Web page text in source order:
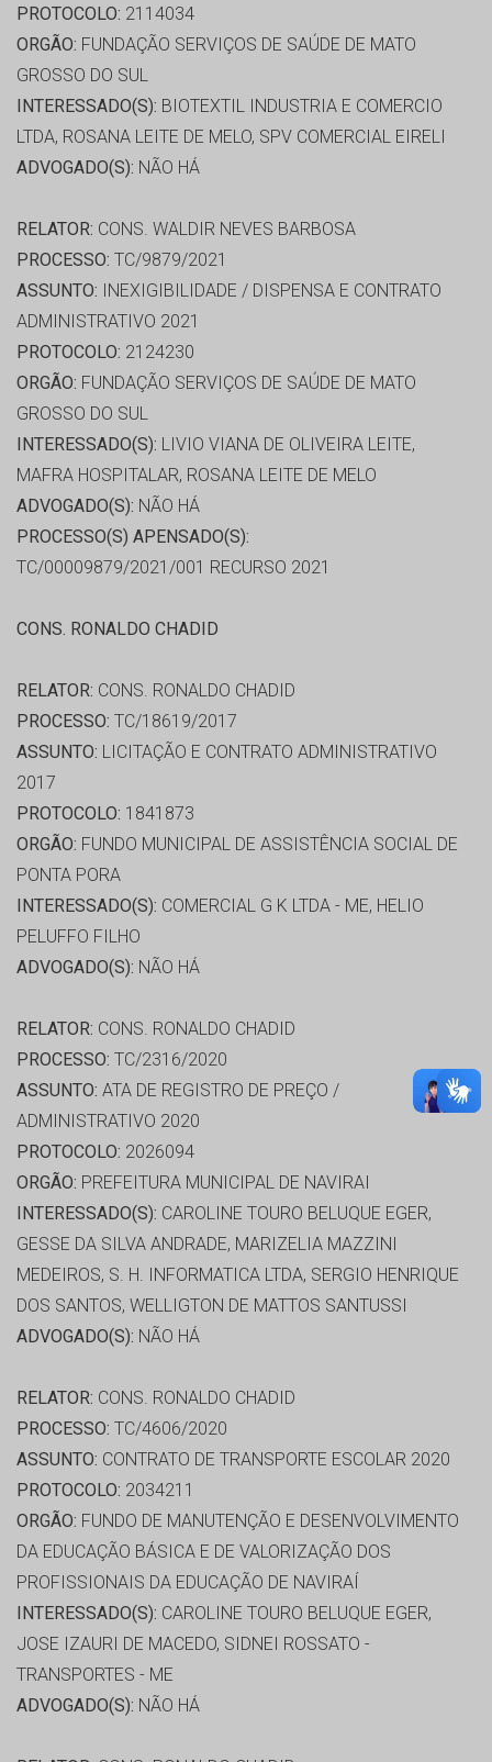
PROTOCOLO: 2114034
ORGÃO: FUNDAÇÃO SERVIÇOS DE SAÚDE DE MATO
GROSSO DO SUL
INTERESSADO(S): BIOTEXTIL INDUSTRIA E COMERCIO
LTDA, ROSANA LEITE DE MELO, SPV COMERCIAL EIRELI
ADVOGADO(S): NÃO HÁ
RELATOR: CONS. WALDIR NEVES BARBOSA
PROCESSO: TC/9879/2021
ASSUNTO: INEXIGIBILIDADE / DISPENSA E CONTRATO
ADMINISTRATIVO 2021
PROTOCOLO: 2124230
ORGÃO: FUNDAÇÃO SERVIÇOS DE SAÚDE DE MATO
GROSSO DO SUL
INTERESSADO(S): LIVIO VIANA DE OLIVEIRA LEITE,
MAFRA HOSPITALAR, ROSANA LEITE DE MELO
ADVOGADO(S): NÃO HÁ
PROCESSO(S) APENSADO(S):
TC/00009879/2021/001 RECURSO 2021
CONS. RONALDO CHADID
RELATOR: CONS. RONALDO CHADID
PROCESSO: TC/18619/2017
ASSUNTO: LICITAÇÃO E CONTRATO ADMINISTRATIVO
2017
PROTOCOLO: 1841873
ORGÃO: FUNDO MUNICIPAL DE ASSISTÊNCIA SOCIAL DE
PONTA PORA
INTERESSADO(S): COMERCIAL G K LTDA - ME, HELIO
PELUFFO FILHO
ADVOGADO(S): NÃO HÁ
RELATOR: CONS. RONALDO CHADID
PROCESSO: TC/2316/2020
ASSUNTO: ATA DE REGISTRO DE PREÇO /
ADMINISTRATIVO 2020
PROTOCOLO: 2026094
ORGÃO: PREFEITURA MUNICIPAL DE NAVIRAI
INTERESSADO(S): CAROLINE TOURO BELUQUE EGER,
GESSE DA SILVA ANDRADE, MARIZELIA MAZZINI
MEDEIROS, S. H. INFORMATICA LTDA, SERGIO HENRIQUE
DOS SANTOS, WELLIGTON DE MATTOS SANTUSSI
ADVOGADO(S): NÃO HÁ
RELATOR: CONS. RONALDO CHADID
PROCESSO: TC/4606/2020
ASSUNTO: CONTRATO DE TRANSPORTE ESCOLAR 2020
PROTOCOLO: 2034211
ORGÃO: FUNDO DE MANUTENÇÃO E DESENVOLVIMENTO
DA EDUCAÇÃO BÁSICA E DE VALORIZAÇÃO DOS
PROFISSIONAIS DA EDUCAÇÃO DE NAVIRAÍ
INTERESSADO(S): CAROLINE TOURO BELUQUE EGER,
JOSE IZAURI DE MACEDO, SIDNEI ROSSATO -
TRANSPORTES - ME
ADVOGADO(S): NÃO HÁ